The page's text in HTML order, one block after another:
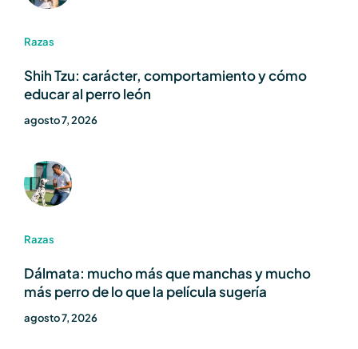
Razas
Shih Tzu: carácter, comportamiento y cómo
educar al perro león
agosto 7, 2026
Razas
Dálmata: mucho más que manchas y mucho
más perro de lo que la película sugería
agosto 7, 2026